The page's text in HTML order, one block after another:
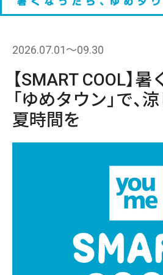
2026.07.01〜09.30
【SMART COOL】
「ゆめタウン」で、
夏時間を